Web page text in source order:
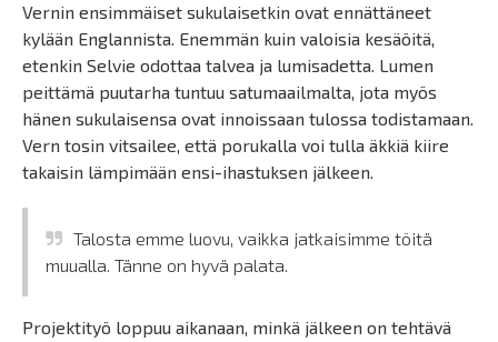
Vernin ensimmäiset sukulaisetkin ovat ennättäneet
kylään Englannista. Enemmän kuin valoisia kesäöitä,
etenkin Selvie odottaa talvea ja lumisadetta. Lumen
peittämä puutarha tuntuu satumaailmalta, jota myös
hänen sukulaisensa ovat innoissaan tulossa todistamaan.
Vern tosin vitsailee, että porukalla voi tulla äkkiä kiire
takaisin lämpimään ensi-ihastuksen jälkeen.
Talosta emme luovu, vaikka jatkaisimme töitä
muualla. Tänne on hyvä palata.
Projektityö loppuu aikanaan, minkä jälkeen on tehtävä